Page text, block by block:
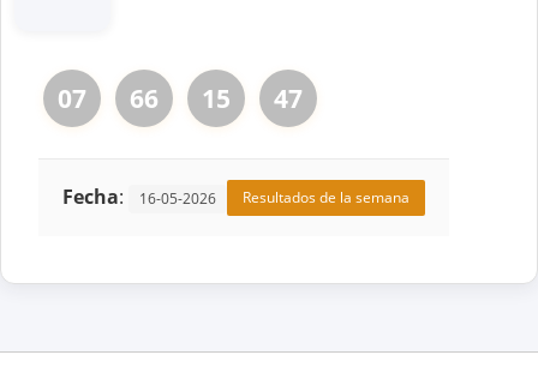
07 66 15 47
Fecha: 16-05-2026 Resultados de la semana